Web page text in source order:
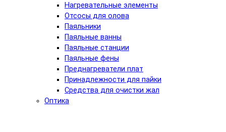
Нагревательные элементы
Отсосы для олова
Паяльники
Паяльные ванны
Паяльные станции
Паяльные фены
Преднагреватели плат
Принадлежности для пайки
Средства для очистки жал
Оптика